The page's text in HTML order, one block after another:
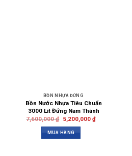
BỒN NHỰA ĐỨNG
Bồn Nước Nhựa Tiêu Chuẩn
3000 Lít Đứng Nam Thành
7,600,000₫ 5,200,000 ₫
MUA HÀNG